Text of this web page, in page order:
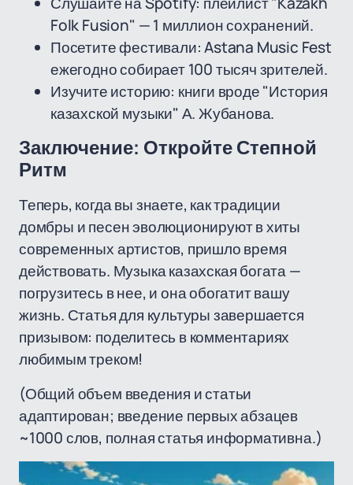
Folk Fusion" — 1 миллион сохранений.
Посетите фестивали: Astana Music Fest
ежегодно собирает 100 тысяч зрителей.
Изучите историю: книги вроде "История
казахской музыки" А. Жубанова.
Заключение: Откройте Степной
Ритм
Теперь, когда вы знаете, как традиции
домбры и песен эволюционируют в хиты
современных артистов, пришло время
действовать. Музыка казахская богата —
погрузитесь в нее, и она обогатит вашу
жизнь. Статья для культуры завершается
призывом: поделитесь в комментариях
любимым треком!
(Общий объем введения и статьи
адаптирован; введение первых абзацев
~1000 слов, полная статья информативна.)